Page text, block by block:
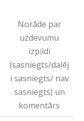
Norāde par
uzdevumu
izpildi
(sasniegts/daļēj
i sasniegts/ nav
sasniegts) un
komentārs